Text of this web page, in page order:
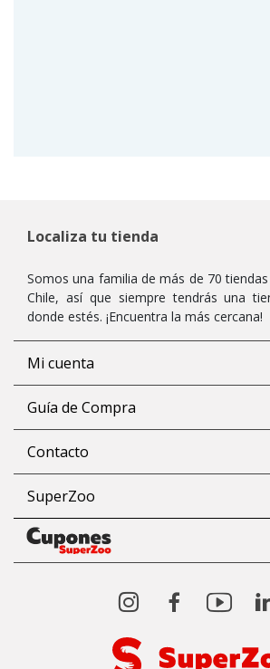
Localiza tu tienda
Somos una familia de más de 70
Chile, así que siempre tendrás una
donde estés. ¡Encuentra la más cercana!
Mi cuenta
Guía de Compra
Contacto
SuperZoo